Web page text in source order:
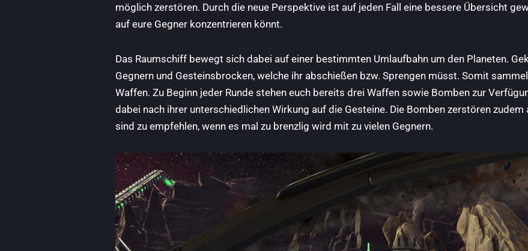
möglich zerstören. Durch die neue Perspektive ist auf jeden Fall eine bessere Übersicht
auf eure Gegner konzentrieren könnt.
Das Raumschiff bewegt sich dabei auf einer bestimmten Umlaufbahn um den Planeten.
Gegnern und Gesteinsbrocken, welche ihr abschießen bzw. Sprengen müsst. Somit
Waffen. Zu Beginn jeder Runde stehen euch bereits drei Waffen sowie Bomben zur
dabei nach ihrer unterschiedlichen Wirkung auf die Gesteine. Die Bomben zerstören
sind zu empfehlen, wenn es mal zu brenzlig wird mit zu vielen Gegnern.